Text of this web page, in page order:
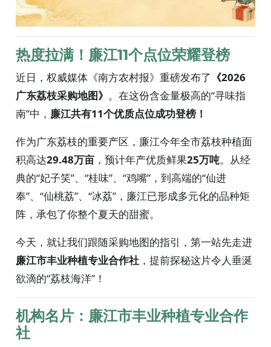
热度拉满！廉江11个点位荣耀登榜
近日，权威媒体《南方农村报》重磅发布了 《2026
广东荔枝采购地图》 。在这份含金量极高的“寻味指
南”中， 廉江共有11个优质点位成功登榜！
作为广东荔枝的重要产区，廉江今年全市荔枝种植面
积高达29.48万亩 ，预计年产优质鲜果25万吨。从经
典的“妃子笑”、“桂味”、“鸡嘴”，到高端的“仙进
奉”、“仙桃荔”、“冰荔”，廉江已形成多元化的品种矩
阵，承包了你整个夏天的甜蜜。
今天，就让我们跟随采购地图的指引，第一站先走进
廉江市丰业种植专业合作社 ，提前探秘这片令人垂涎
欲滴的“荔枝海洋”！
机构名片：廉江市丰业种植专业合作
社